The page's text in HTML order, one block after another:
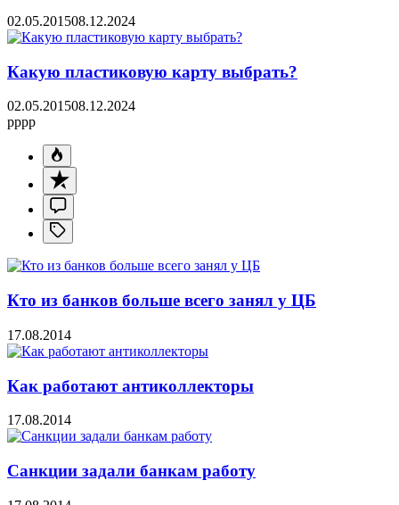
02.05.201508.12.2024
Какую пластиковую карту выбрать?
02.05.201508.12.2024
pppp
Кто из банков больше всего занял у ЦБ
17.08.2014
Как работают антиколлекторы
17.08.2014
Санкции задали банкам работу